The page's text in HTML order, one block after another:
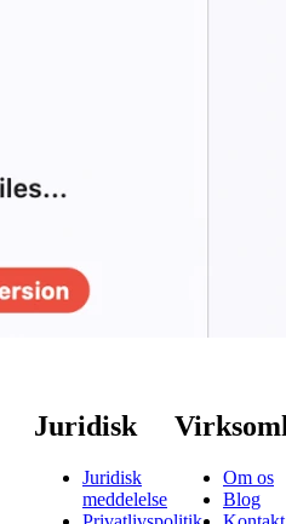
Juridisk
Juridisk
meddelelse
Om os
Blog